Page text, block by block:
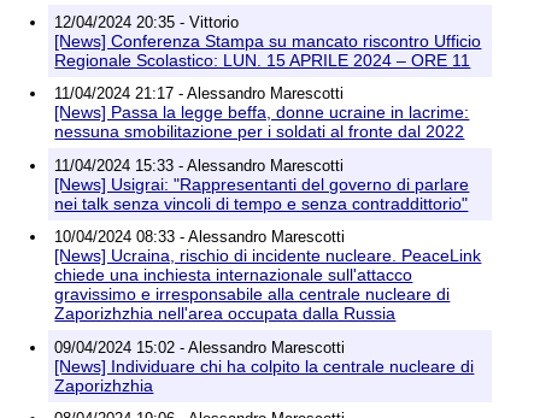
12/04/2024 20:35 - Vittorio
[News] Conferenza Stampa su mancato riscontro Ufficio
Regionale Scolastico: LUN. 15 APRILE 2024 – ORE 11
11/04/2024 21:17 - Alessandro Marescotti
[News] Passa la legge beffa, donne ucraine in lacrime:
nessuna smobilitazione per i soldati al fronte dal 2022
11/04/2024 15:33 - Alessandro Marescotti
[News] Usigrai: "Rappresentanti del governo di parlare
nei talk senza vincoli di tempo e senza contraddittorio"
10/04/2024 08:33 - Alessandro Marescotti
[News] Ucraina, rischio di incidente nucleare. PeaceLink
chiede una inchiesta internazionale sull'attacco
gravissimo e irresponsabile alla centrale nucleare di
Zaporizhzhia nell'area occupata dalla Russia
09/04/2024 15:02 - Alessandro Marescotti
[News] Individuare chi ha colpito la centrale nucleare di
Zaporizhzhia